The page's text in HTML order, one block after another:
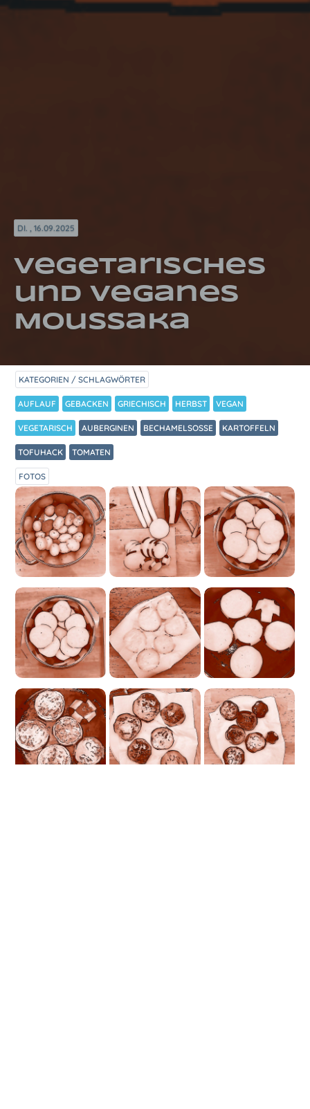
DI. , 16.09.2025
Vegetarisches
und veganes
Moussaka
KATEGORIEN / SCHLAGWÖRTER
AUFLAUF GEBACKEN GRIECHISCH HERBST VEGAN
VEGETARISCH AUBERGINEN BECHAMELSOSSE KARTOFFELN
TOFUHACK TOMATEN
FOTOS